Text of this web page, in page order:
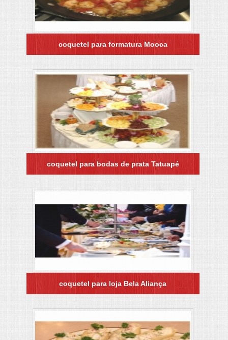
coquetel para formatura Mooca
coquetel para bodas de prata Tatuapé
coquetel para loja Bela Aliança